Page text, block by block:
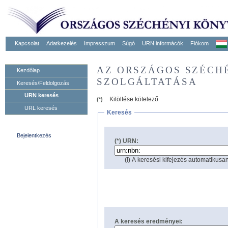
Kapcsolat Adatkezelés Impresszum Súgó URN informácók Fiókom
Kezdőlap
Keresés/Feldolgozás
URN keresés
URL keresés
Bejelentkezés
AZ ORSZÁGOS
SZOLGÁLTATÁSA
(*)
Kitöltése kötelező
Keresés
(*) URN:
(!) A keresési kifejezés
A keresés eredményei: